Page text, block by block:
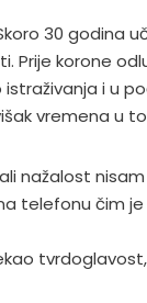
30 godina
Prije korone
i u
vremena u
nažalost
telefonu čim